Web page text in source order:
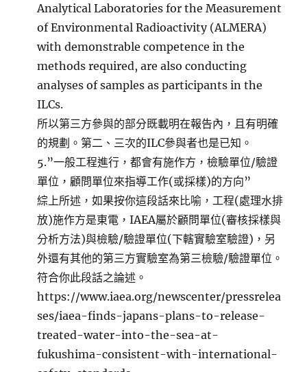
Analytical Laboratories for the Measurement
of Environmental Radioactivity (ALMERA)
with demonstrable competence in the
methods required, are also conducting
analyses of samples as participants in the
ILCs.
所以第三方參與的部分既載明在報告內，且有明確
的規劃。第二、三次的ILC參與者也是已知。
5.”一般工程進行，都會有施作方，檢驗單位/驗證
單位，顧問單位來指導工作(或採樣)的方向”
綜上所述，如果按你這段話來比喻，工程(處理水排
放)施作方是東電，IAEA屬於顧問單位(審核採樣與
分析方法)與檢驗/驗證單位(下轄實驗室驗證)，另
外還有其他的第三方實驗室為第三檢驗/驗證單位。
符合你此段話之論述。
https://www.iaea.org/newscenter/pressrelea
ses/iaea-finds-japans-plans-to-release-
treated-water-into-the-sea-at-
fukushima-consistent-with-international-